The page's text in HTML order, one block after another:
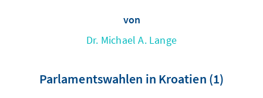
von
Dr. Michael A. Lange
Parlamentswahlen in Kroatien (1)